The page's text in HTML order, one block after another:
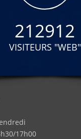
212912
VISITEURS "WEB"
17h00